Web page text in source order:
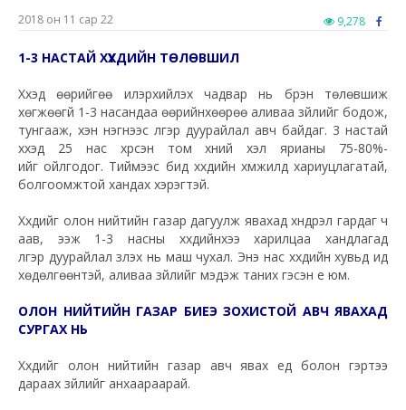
2018 он 11 сар 22 9,278
1-3 НАСТАЙ ХҮҮХДИЙН ТӨЛӨВШИЛ
Хүүхэд өөрийгөө илэрхийлэх чадвар нь бүрэн төлөвшиж
хөгжөөгүй 1-3 насандаа өөрийнхөөрөө аливаа зүйлийг бодож,
тунгааж, хэн нэгнээс үлгэр дуурайлал авч байдаг. 3 настай
хүүхэд 25 нас хүрсэн том хүний хэл ярианы 75-80%-
ийг ойлгодог. Тиймээс бид хүүхдийн хүмүүжилд хариуцлагатай,
болгоомжтой хандах хэрэгтэй.
Хүүхдийг олон нийтийн газар дагуулж явахад хүндрэл гардаг ч
аав, ээж 1-3 насны хүүхдийнхээ харилцаа хандлагад
үлгэр дуурайлал үзүүлэх нь маш чухал. Энэ нас хүүхдийн хувьд ид
хөдөлгөөнтэй, аливаа зүйлийг мэдэж таних гэсэн үе юм.
ОЛОН НИЙТИЙН ГАЗАР БИЕЭ ЗОХИСТОЙ АВЧ ЯВАХАД
СУРГАХ НЬ
Хүүхдийг олон нийтийн газар авч явах үед болон гэртээ
дараах зүйлийг анхаараарай.